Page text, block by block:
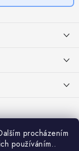
procházením
používáním..